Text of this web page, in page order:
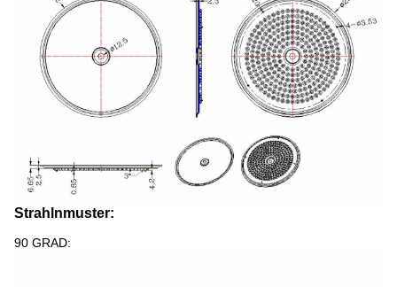
Strahlnmuster:
90 GRAD: